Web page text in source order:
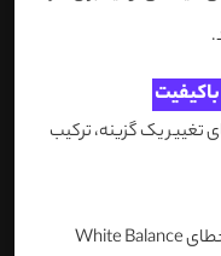
تغییر یک گزینه، ترکیب
از نور پس‌زمینه زیاد پرهیز کنید، زیرا باعث خطای White Balance